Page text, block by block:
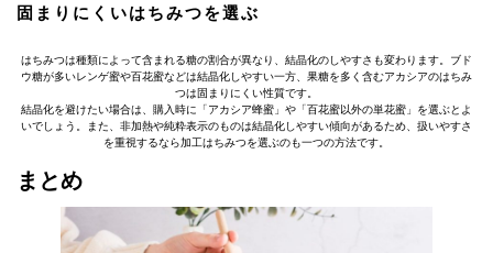
固まりにくいはちみつを選ぶ
はちみつは種類によって含まれる糖の割合が異なり、結晶化のしやすさも変わります。ブド
ウ糖が多いレンゲ蜜や百花蜜などは結晶化しやすい一方、果糖を多く含むアカシアのはちみ
つは固まりにくい性質です。
結晶化を避けたい場合は、購入時に「アカシア蜂蜜」や「百花蜜以外の単花蜜」を選ぶとよ
いでしょう。また、非加熱や純粋表示のものは結晶化しやすい傾向があるため、扱いやすさ
を重視するなら加工はちみつを選ぶのも一つの方法です。
まとめ